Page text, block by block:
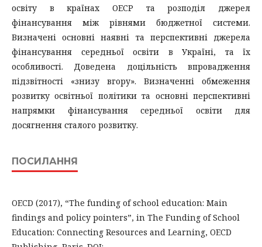
освіту в країнах ОЕСР та розподіл джерел
фінансування між рівнями бюджетної системи.
Визначені основні наявні та перспективні джерела
фінансування середньої освіти в Україні, та їх
особливості. Доведена доцільність впровадження
підзвітності «знизу вгору». Визначенні обмеження
розвитку освітньої політики та основні перспективні
напрямки фінансування середньої освіти для
досягнення сталого розвитку.
ПОСИЛАННЯ
OECD (2017), “The funding of school education: Main
findings and policy pointers”, in The Funding of School
Education: Connecting Resources and Learning, OECD